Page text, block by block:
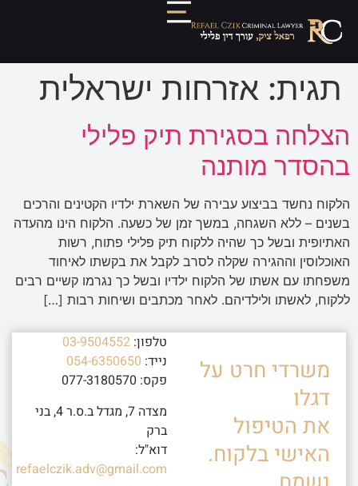
תגית: אזרחות ישראלית
הצלחה בסגירת תיק פלילי
בהסדר מותנה
הלקוח נחשד בביצוע עבירה של השארת ילדיו הקטינים והרכים
בשנים – ללא השגחה, במשך זמן של כשעה. הלקוח הינו מהעדה
האתיופית ובשל כך שהיה ללקוח תיק פלילי פתוח, רשות
האוכלוסין וההגירה שקלה לסרב לקבל את בקשתו לאיחוד
משפחתו עם אשתו של הלקוח ילדיו ובשל כך נגרמו קשיים רבים
ללקוח, לאשתו ולילדיהם. לאחר מכתבים ושיחות רבות […]
משרדי חרט על
דגלו
את הטיפול
האישי בלקוח.
טלפון: 03-9504552
נייד: 054-6350650
פקס: 077-3180570
מצדה 7, מגדל ב.ס.ר 4, בני
ברק
דוא"ל:
refaelczik.adv@gmail.com